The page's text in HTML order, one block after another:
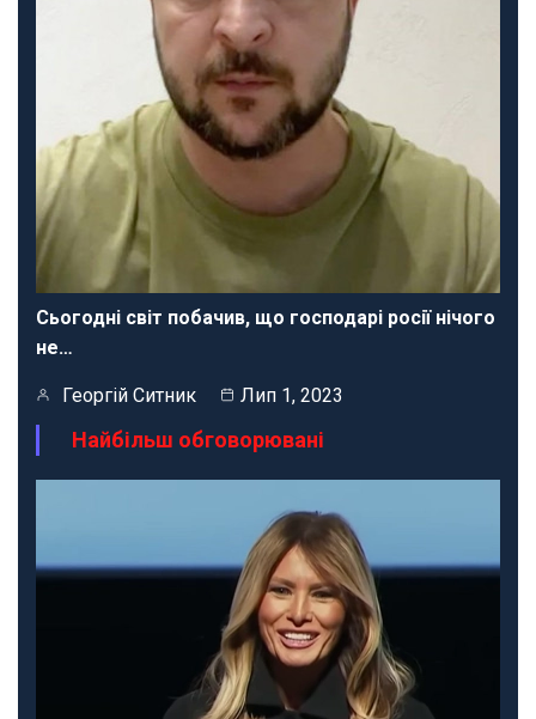
Сьогодні світ побачив, що господарі росії нічого
не…
Георгій Ситник Лип 1, 2023
Найбільш обговорювані